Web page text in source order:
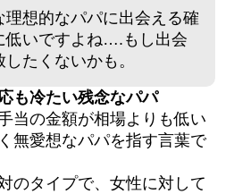
理想的なパパに出会える確
低いですよね….もし出会
たくないかも。
も冷たい残念なパパ
当の金額が相場よりも低い
無愛想なパパを指す言葉で
のタイプで、女性に対して